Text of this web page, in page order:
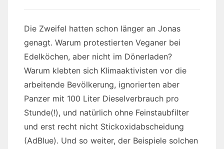
Die Zweifel hatten schon länger an Jonas
genagt. Warum protestierten Veganer bei
Edelköchen, aber nicht im Dönerladen?
Warum klebten sich Klimaaktivisten vor die
arbeitende Bevölkerung, ignorierten aber
Panzer mit 100 Liter Dieselverbrauch pro
Stunde(!), und natürlich ohne Feinstaubfilter
und erst recht nicht Stickoxidabscheidung
(AdBlue). Und so weiter, der Beispiele solchen